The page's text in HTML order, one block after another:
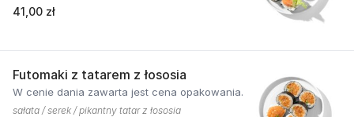
41,00 zł
Futomaki z tatarem z łososia
W cenie dania zawarta jest cena opakowania.
sałata / serek / pikantny tatar z łososia